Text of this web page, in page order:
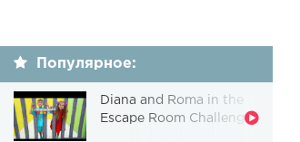
Популярное:
Diana and Roma in the
Escape Room Challenge